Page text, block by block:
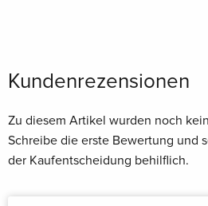
Kundenrezensionen
Zu diesem Artikel wurden noch
Schreibe die erste Bewertung und
der Kaufentscheidung behilflich.